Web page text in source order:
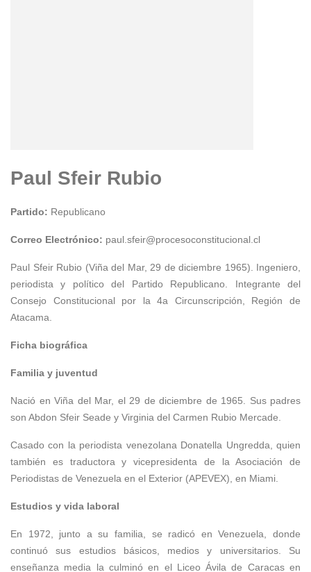
Paul Sfeir Rubio
Partido: Republicano
Correo Electrónico: paul.sfeir@procesoconstitucional.cl
Paul Sfeir Rubio (Viña del Mar, 29 de diciembre 1965). Ingeniero,
periodista y político del Partido Republicano. Integrante del
Consejo Constitucional por la 4a Circunscripción, Región de
Atacama.
Ficha biográfica
Familia y juventud
Nació en Viña del Mar, el 29 de diciembre de 1965. Sus padres
son Abdon Sfeir Seade y Virginia del Carmen Rubio Mercade.
Casado con la periodista venezolana Donatella Ungredda, quien
también es traductora y vicepresidenta de la Asociación de
Periodistas de Venezuela en el Exterior (APEVEX), en Miami.
Estudios y vida laboral
En 1972, junto a su familia, se radicó en Venezuela, donde
continuó sus estudios básicos, medios y universitarios. Su
enseñanza media la culminó en el Liceo Ávila de Caracas en